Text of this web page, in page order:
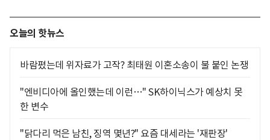
오늘의 핫뉴스
바람폈는데 위자료가 고작? 최태원 이혼소송이 불 붙인 논쟁
"엔비디아에 올인했는데 이런…" SK하이닉스가 예상치 못
한 변수
"닭다리 먹은 남친, 징역 몇년?" 요즘 대세라는 '재판장'